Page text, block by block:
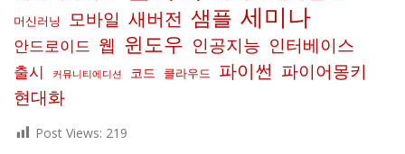
머신러닝
모바일 새버전 샘플 세미나
안드로이드 웹 윈도우 인공지능 인터베이스
출시 커뮤니티에디션 코드 클라우드 파이썬 파이어몽키
현대화
Post Views: 219